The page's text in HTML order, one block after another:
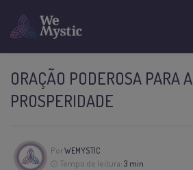
ORAÇÃO PODEROSA PARA A
PROSPERIDADE
PorWEMYSTIC
Tempo de leitura: 3 min